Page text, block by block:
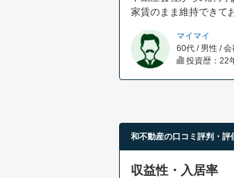
家賃のまま維持できて
マイマイ
60代 / 男性 / 会
投資歴：22
和不動産の口コミ評判・評
収益性・入居率